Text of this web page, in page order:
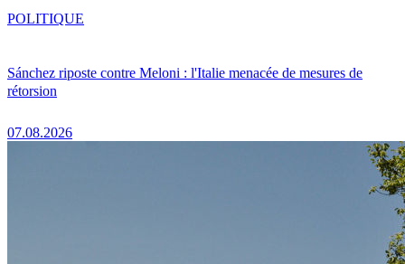
Sánchez riposte contre Meloni : l'Italie menacée de mesures de
rétorsion
07.08.2026
POLITIQUE